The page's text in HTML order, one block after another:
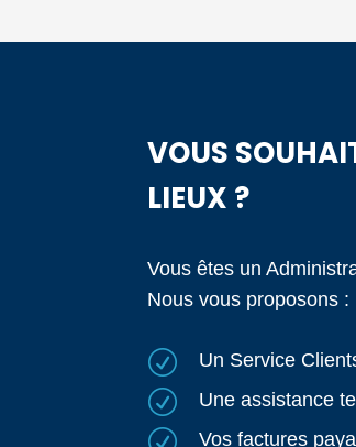
VOUS
LIEUX ?
Vous êtes un
Nous vous proposons :
R Un Service
R Une assistance
Vos factures